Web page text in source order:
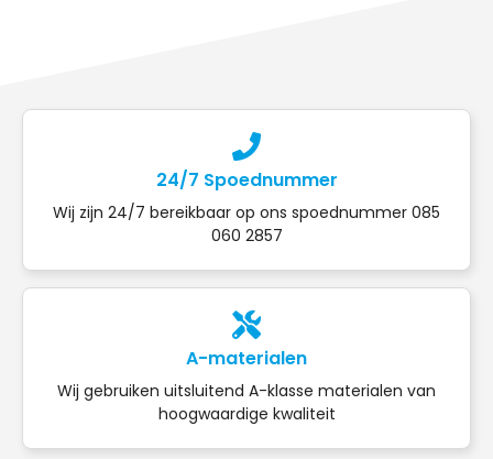
24/7 Spoednummer
Wij zijn 24/7 bereikbaar op ons spoednummer 085
060 2857
A-materialen
Wij gebruiken uitsluitend A-klasse materialen van
hoogwaardige kwaliteit